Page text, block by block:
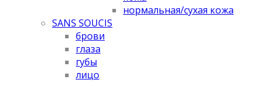
нормальная/cухая кожа
SANS SOUCIS
брови
глаза
губы
лицо